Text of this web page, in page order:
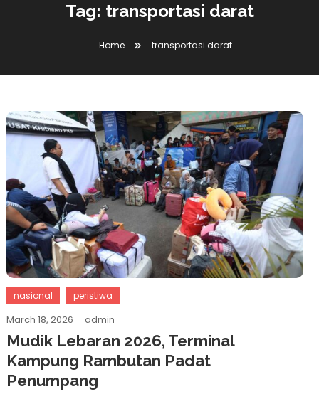
Tag: transportasi darat
Home transportasi darat
nasional peristiwa
March 18, 2026 admin
Mudik Lebaran 2026, Terminal
Kampung Rambutan Padat
Penumpang